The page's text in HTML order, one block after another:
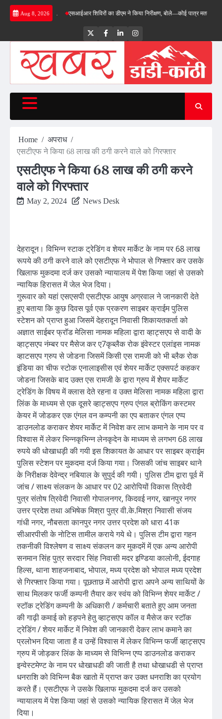
Skip
Aug 8, 2026
निरीक्षण… एसआईआर शिविरों का डीएम ने किया निरीक्षण, बोले—कोई पात्र मतदाता सूची से न
TwitterFacebookLinkedInInstagram
Home
अपराध
एसटीएफ ने किया 68 लाख की ठगी करने वाले को गिरफ्तार
एसटीएफ ने किया 68 लाख की ठगी करने
वाले को गिरफ्तार
May 2, 2024 News Desk
देहरादून। विभिन्न स्टाक ट्रेडिंग व शेयर मार्केट के नाम पर 68 लाख
रूपये की ठगी करने वाले को एसटीएफ ने भोपाल से गिफ्तार कर उसके
खिलाफ मुकदमा दर्ज कर उसको न्यायालय में पेश किया जहां से उसको
न्यायिक हिरासत में जेल भेज दिया।
गुरूवार को यहां एसएसपी एसटीएफ आयुष अग्रवाल ने जानकारी देते
हुए बताया कि कुछ दिवस पूर्व एक प्रकरण साइबर क्राईम पुलिस
स्टेशन को प्राप्त हुआ जिसमें देहरादून निवासी शिकायतकर्ता को
अज्ञात साईबर फ्रॉड मेलिसा नामक महिला द्वारा व्हाट्सएप से वादी के
व्हाट्सएप नंम्बर पर मैसेज कर ए7कृब्लैक रोक इंवेस्टर एलांइस नामक
व्हाटसएप ग्रुप से जोडना जिसमें किसी एस रामजी को भी ब्लैक रोक
इंडिया का चीफ स्टोक एनालाइसीस एवं शेयर मार्केट एक्सपर्ट कहकर
जोडना जिसके बाद उक्त एस रामजी के द्वारा ग्रुप में शेेयर मार्केट
ट्रेडिंग के विषय में क्लास देते रहना व उक्त मेलिसा नामक महिला द्वारा
लिंक के माध्यम से एक दूसरे व्हाट्सएप ग्रुप एंगल ब्रोकिंग कस्टमर
केयर में जोडकर एक एंगल वन कम्पनी का एप बताकर एंगल एप्प
डाउनलोड कराकर शेयर मार्केट में निवेश कर लाभ कमाने के नाम पर व
विश्वास में लेकर भिन्नकृभिन्न लेनकृदेन के माध्यम से लगभग 68 लाख
रुपये की धोखाधड़ी की गयी इस शिकायत के आधार पर साइबर क्राईम
पुलिस स्टेशन पर मुकदमा दर्ज किया गया। जिसकी जांच साइबर थाने
के निरीक्षक देवेन्द्र नबियाल के सुपुर्द की गयी। पुलिस टीम द्वारा पूर्व में
जांच / साक्ष्य संलकन के आधार पर 02 आरोपियों विकास त्रिवेदी
पुत्र संतोष त्रिवेदी निवासी गोपालनगर, किदवई नगर, खानपुर नगर
उत्तर प्रदेश तथा अभिषेक मिश्रा पुत्र वी.के.मिश्रा निवासी संजय
गांधी नगर, नौबसता कानपुर नगर उत्तर प्रदेश को धारा 41क
सीआरपीसी के नोटिस तामील कराये गये थे। पुलिस टीम द्वारा गहन
तकनीकी विश्लेषण व साक्ष्य संकलन कर मुकदमें में एक अन्य आरोपी
सनमान सिंह पुत्र सरदार सिंह निवासी मदर इण्डिया कालोनी, ईदगाह
हिल्स, थाना शाहजनाबाद, भोपाल, मध्य प्रदेश को भोपाल मध्य प्रदेश
से गिरफ्तार किया गया। पूछताछ में आरोपी द्वारा अपने अन्य साथियों के
साथ मिलकर फर्जी कम्पनी तैयार कर स्वंय को विभिन्न शेयर मार्केट /
स्टॉक ट्रेडिंग कम्पनी के अधिकारी / कर्मचारी बताते हुए आम जनता
की गाढ़ी कमाई को हड़पने हेतु व्हाट्सएप कॉल व मैसेज कर स्टॉक
ट्रेडिंग / शेयर मार्केट में निवेश की जानकारी देकर लाभ कमाने का
प्रलोभन दिया जाता है व उन्हें विश्वास में लेकर विभिन्न फर्जी व्हाट्सएप
ग्रुप में जोड़कर लिंक के माध्यम से विभिन्न एप्प डाउनलोड कराकर
इन्वेस्टमेण्ट के नाम पर धोखाधडी की जाती है तथा धोखाधडी से प्राप्त
धनराशि को विभिन्न बैक खातो में प्राप्त कर उक्त धनराशि का प्रयोग
करते हैं। एसटीएफ ने उसके खिलाफ मुकदमा दर्ज कर उसको
न्यायालय में पेश किया जहां से उसको न्यायिक हिरासत में जेल भेज
दिया।